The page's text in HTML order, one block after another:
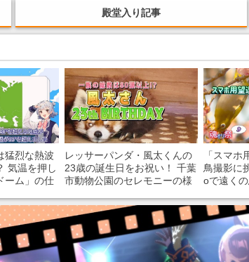
殿堂入り記事
猛烈な熱波
気温を押し
ーム」の仕
レッサーパンダ・風太くんの
23歳の誕生日をお祝い！ 千葉
市動物公園のセレモニーの様
「スマホ
鳥撮影に
oで遠く